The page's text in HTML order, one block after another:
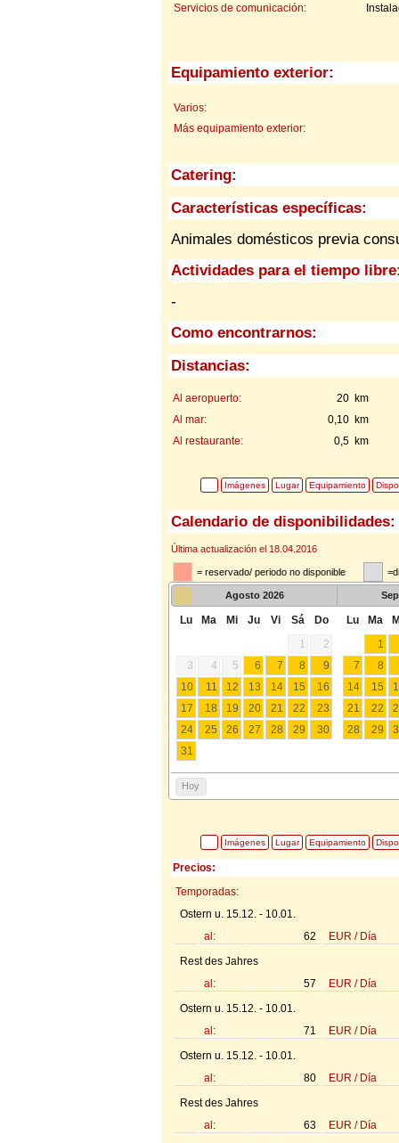
Servicios de comunicación:
Equipamiento exterior:
Varios:
Más equipamiento exterior:
Catering:
Características específicas:
Animales domésticos previa
Actividades para el tiempo
-
Como encontrarnos:
Distancias:
20 km
Al aeropuerto:
0,10 km
Al mar:
0,5 km
Al restaurante:
Imágenes Lugar Equipamiento
Calendario de disponibilidades:
Última actualización el 18.04.2016
= reservado/ periodo no disponible
Agosto 2026
Lu Ma Mi Ju Vi Sá
Do
1
2
3
4 5 6 7 8
9
10
11 12 13 14 15
16
17
18 19 20 21 22
23
24
25 26 27 28 29
30
31
Lu Ma
1
7
8
14
15
21
22
28
29
Hoy
Imágenes Lugar Equipamiento
Precios:
Temporadas:
Ostern u. 15.12. - 10.01.
al:
62 EUR / Día
Rest des Jahres
al:
57 EUR / Día
Ostern u. 15.12. - 10.01.
al:
71 EUR / Día
Ostern u. 15.12. - 10.01.
al:
80 EUR / Día
Rest des Jahres
al:
63 EUR / Día